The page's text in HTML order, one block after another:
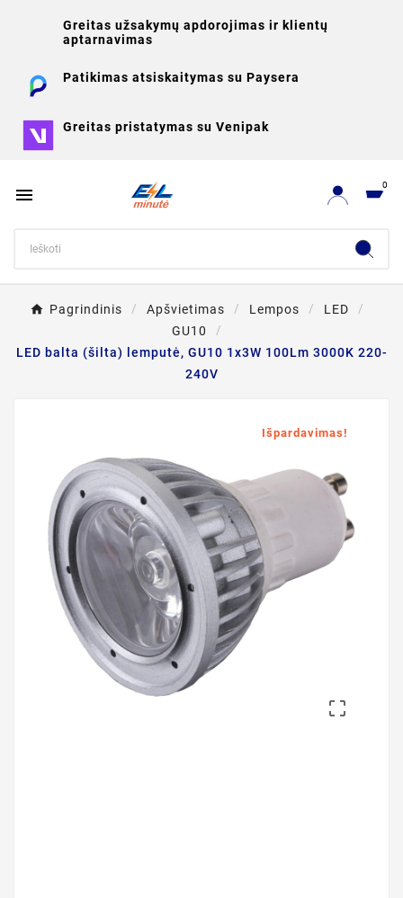
Greitas užsakymų apdorojimas ir klientų
aptarnavimas
Patikimas atsiskaitymas su Paysera
Greitas pristatymas su Venipak
 0
Pagrindinis Apšvietimas Lempos
LED
GU10
LED balta (šilta) lemputė, GU10 1x3W 100Lm 3000K 220-
240V
Išpardavimas!
